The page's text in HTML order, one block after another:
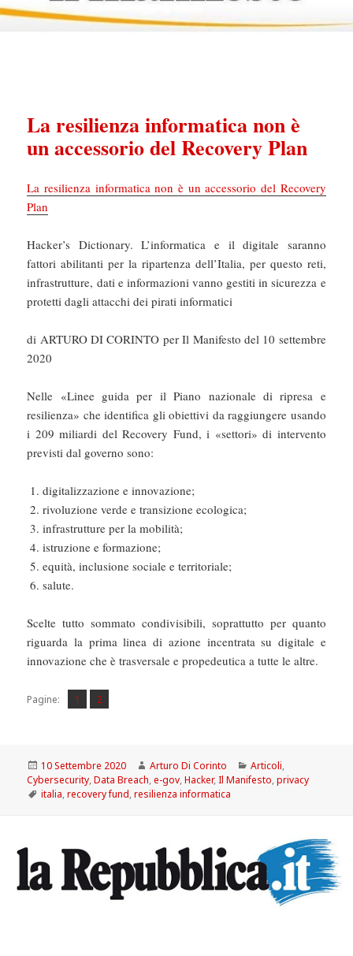
La resilienza informatica non è
un accessorio del Recovery Plan
La resilienza informatica non è un accessorio del Recovery
Plan
Hacker’s Dictionary. L’informatica e il digitale saranno
fattori abilitanti per la ripartenza dell’Italia, per questo reti,
infrastrutture, dati e informazioni vanno gestiti in sicurezza e
protetti dagli attacchi dei pirati informatici
di ARTURO DI CORINTO per Il Manifesto del 10 settembre
2020
Nelle «Linee guida per il Piano nazionale di ripresa e
resilienza» che identifica gli obiettivi da raggiungere usando
i 209 miliardi del Recovery Fund, i «settori» di intervento
previsti dal governo sono:
digitalizzazione e innovazione;
rivoluzione verde e transizione ecologica;
infrastrutture per la mobilità;
istruzione e formazione;
equità, inclusione sociale e territoriale;
salute.
Scelte tutto sommato condivisibili, soprattutto per quanto
riguarda la prima linea di azione incentrata su digitale e
innovazione che è trasversale e propedeutica a tutte le altre.
Pagine: Pagina
1 ,
Pagina
2
Scritto
il
10 Settembre 2020 Autore
Arturo Di Corinto Categorie
Articoli,
Cybersecurity,Data Breach,e-gov,Hacker,Il Manifesto,privacy
Tag
italia,recovery fund,resilienza informatica